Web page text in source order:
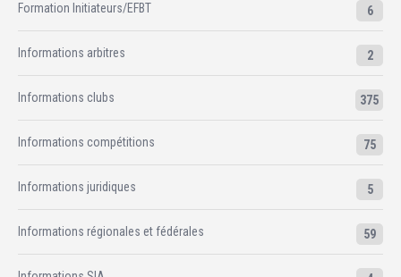
Formation Initiateurs/EFBT 6
Informations arbitres 2
Informations clubs 375
Informations compétitions 75
Informations juridiques 5
Informations régionales et fédérales 59